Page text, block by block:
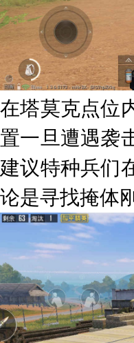
在塔莫克点位
置一旦遭遇袭
建议特种兵们
论是寻找掩体